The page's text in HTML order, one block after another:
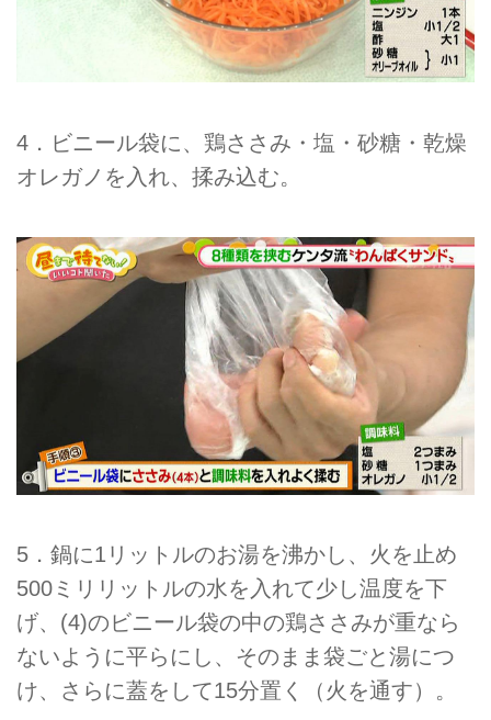
4．ビニール袋に、鶏ささみ・塩・砂糖・乾燥
オレガノを入れ、揉み込む。
5．鍋に1リットルのお湯を沸かし、火を止め
500ミリリットルの水を入れて少し温度を下
げ、(4)のビニール袋の中の鶏ささみが重なら
ないように平らにし、そのまま袋ごと湯につ
け、さらに蓋をして15分置く（火を通す）。